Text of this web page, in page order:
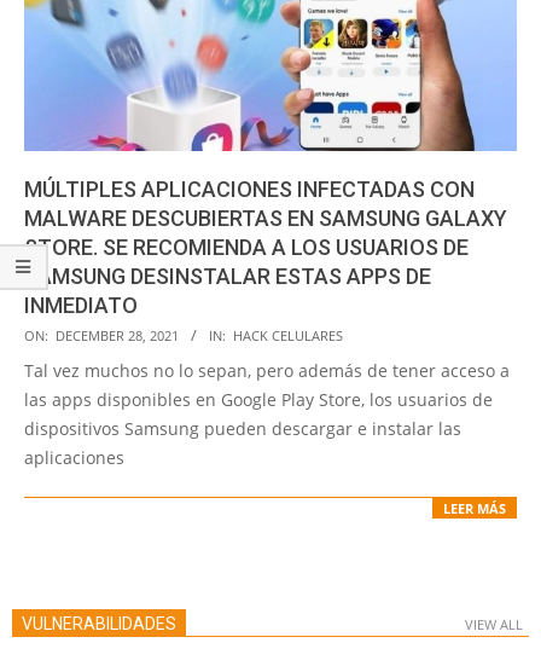
MÚLTIPLES APLICACIONES INFECTADAS CON
MALWARE DESCUBIERTAS EN SAMSUNG GALAXY
STORE. SE RECOMIENDA A LOS USUARIOS DE
SAMSUNG DESINSTALAR ESTAS APPS DE
INMEDIATO
2021-
12-
28
ON: DECEMBER 28, 2021 IN: HACK CELULARES
Tal vez muchos no lo sepan, pero además de tener acceso a
las apps disponibles en Google Play Store, los usuarios de
dispositivos Samsung pueden descargar e instalar las
aplicaciones
LEER MÁS
VULNERABILIDADES VIEW ALL